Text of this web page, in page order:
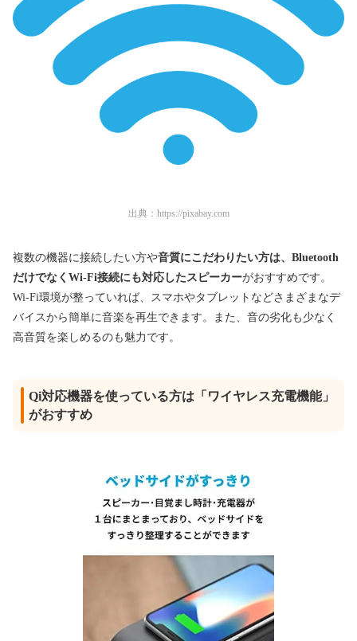
出典： https://pixabay.com
複数の機器に接続したい方や音質にこだわりたい方は、Bluetooth
だけでなくWi-Fi接続にも対応したスピーカーがおすすめです。
Wi-Fi環境が整っていれば、スマホやタブレットなどさまざまなデ
バイスから簡単に音楽を再生できます。また、音の劣化も少なく
高音質を楽しめるのも魅力です。
Qi対応機器を使っている方は「ワイヤレス充電機能」
がおすすめ